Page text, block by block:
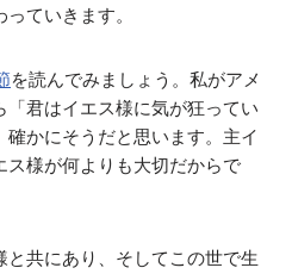
ていきます。
を読んでみましょう。私がアメ
「君はイエス様に気が狂ってい
かにそうだと思います。主イ
ス様が何よりも大切だからで
共にあり、そしてこの世で生